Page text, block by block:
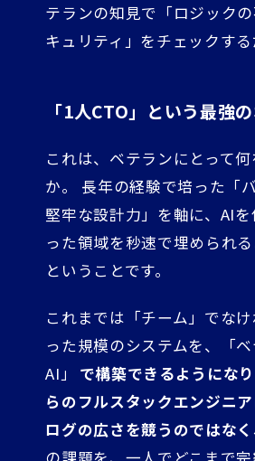
テランの知見で「ロジック
キュリティ」をチェックする
「1人CTO」という最強
これは、ベテランにとって
か。 長年の経験で培った「
堅牢な設計力」を軸に、AI
った領域を秒速で埋められ
ということです。
これまでは「チーム」でな
った規模のシステムを、「
AI」
で構築できるようにな
らのフルスタックエンジニ
ログの広さを競うのではなく